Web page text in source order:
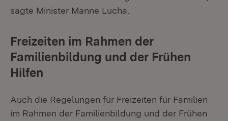
sagte Minister Manne Lucha.
Freizeiten im Rahmen der
Familienbildung und der Frühen
Hilfen
Auch die Regelungen für Freizeiten für Familien
im Rahmen der Familienbildung und der Frühen